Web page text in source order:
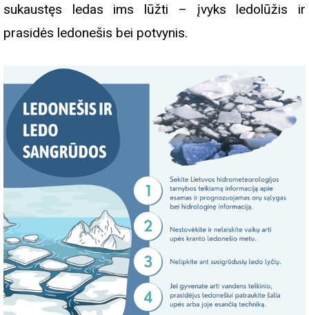
sukaustęs ledas ims lūžti – įvyks ledolūžis ir
prasidės ledonešis bei potvynis.